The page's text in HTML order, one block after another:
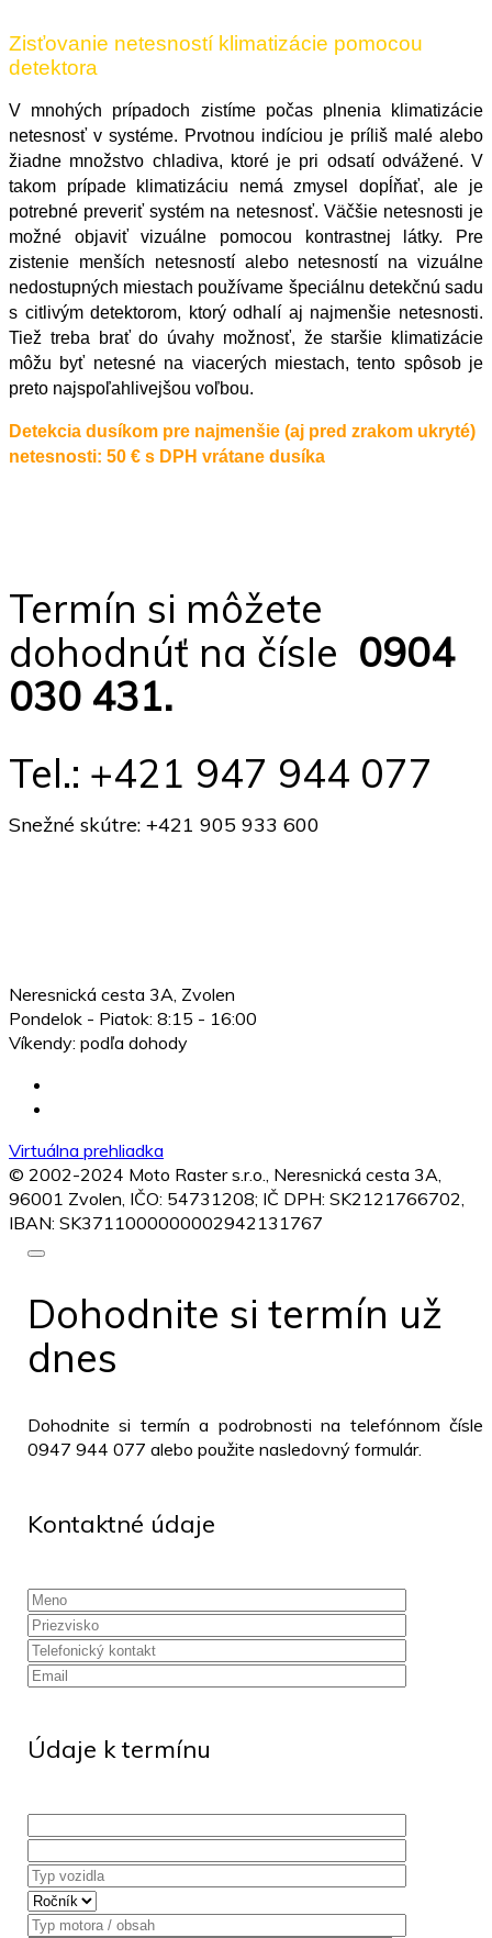
Zisťovanie netesností klimatizácie pomocou
detektora
V mnohých prípadoch zistíme počas plnenia klimatizácie
netesnosť v systéme. Prvotnou indíciou je príliš malé alebo
žiadne množstvo chladiva, ktoré je pri odsatí odvážené. V
takom prípade klimatizáciu nemá zmysel dopĺňať, ale je
potrebné preveriť systém na netesnosť. Väčšie netesnosti je
možné objaviť vizuálne pomocou kontrastnej látky. Pre
zistenie menších netesností alebo netesností na vizuálne
nedostupných miestach používame špeciálnu detekčnú sadu
s citlivým detektorom, ktorý odhalí aj najmenšie netesnosti.
Tiež treba brať do úvahy možnosť, že staršie klimatizácie
môžu byť netesné na viacerých miestach, tento spôsob je
preto najspoľahlivejšou voľbou.
Detekcia dusíkom pre najmenšie (aj pred zrakom ukryté)
netesnosti: 50 € s DPH vrátane dusíka
Termín si môžete
dohodnúť na čísle 0904
030 431.
Tel.: +421 947 944 077
Snežné skútre: +421 905 933 600
Neresnická cesta 3A, Zvolen
Pondelok - Piatok: 8:15 - 16:00
Víkendy: podľa dohody
Virtuálna prehliadka
© 2002-2024 Moto Raster s.r.o., Neresnická cesta 3A,
96001 Zvolen, IČO: 54731208; IČ DPH: SK2121766702,
IBAN: SK3711000000002942131767
Dohodnite si termín už
dnes
Dohodnite si termín a podrobnosti na telefónnom čísle
0947 944 077 alebo použite nasledovný formulár.
Kontaktné údaje
Údaje k termínu